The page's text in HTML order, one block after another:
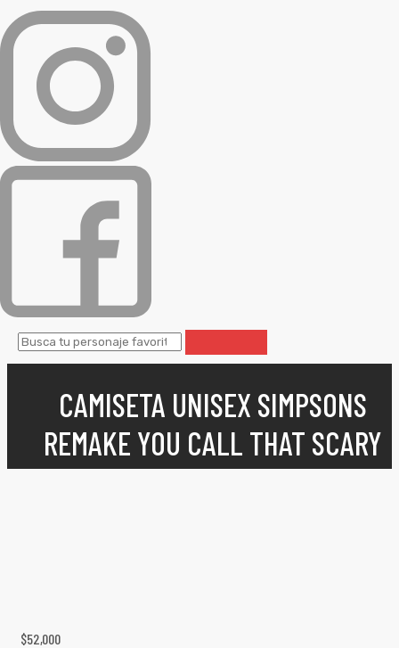
CAMISETA UNISEX SIMPSONS
REMAKE YOU CALL THAT SCARY
$52,000